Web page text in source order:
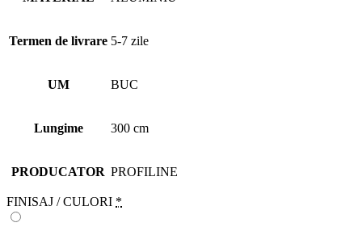
Termen de livrare 5-7 zile
UM BUC
Lungime 300 cm
PRODUCATOR PROFILINE
FINISAJ / CULORI *